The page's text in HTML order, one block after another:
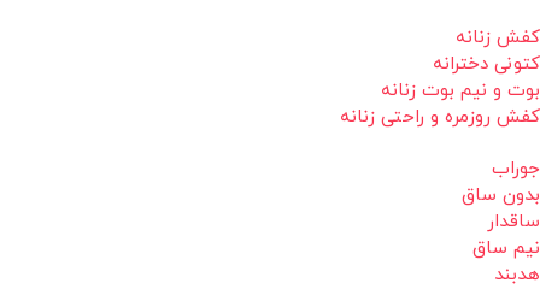
کفش زنانه
کتونی دخترانه
بوت و نیم بوت زنانه
کفش روزمره و راحتی زنانه
جوراب
بدون ساق
ساقدار
نیم ساق
هدبند